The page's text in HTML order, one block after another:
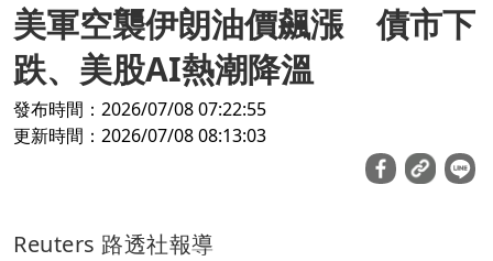
美軍空襲伊朗油價飆漲 債市下
跌、美股AI熱潮降溫
發布時間：2026/07/08 07:22:55
更新時間：2026/07/08 08:13:03
Reuters 路透社報導